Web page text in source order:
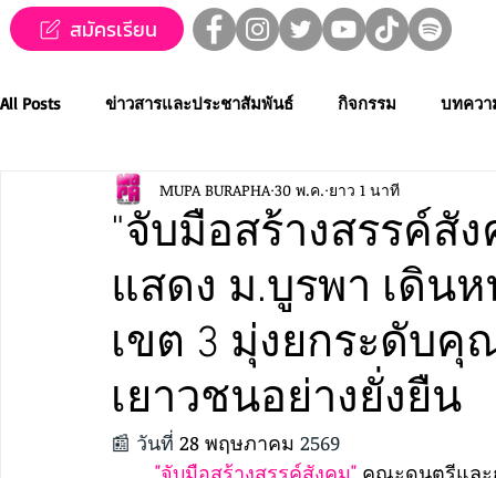
สมัครเรียน
All Posts ข่าวสารและประชาสัมพันธ์ กิจกรรม บทควา
ข่าวทุนการศึกษา MUPA ชวนชม👀🍿 MUPA On
Western Music Applied Performing Art Creative Thai
การประกวดขับร้องเพลงไทยลูกทุ่ง การประกวดดนตรีไท
MUPA ACADEMY MUPAC การประชุมวิชาการและงาน
"​จับมือสร้างสรรค์สั
แสดง ม.บูรพา เดิน
เขต 3 มุ่งยกระดับ
เยาวชนอย่างยั่งยืน
MUPA BURAPHA 30 พ.ค. ยาว 1 นาที
📰 วันที่ 28 พฤษภาคม 2569
"​จับมือสร้างสรรค์สังคม" คณะดนตรีและ